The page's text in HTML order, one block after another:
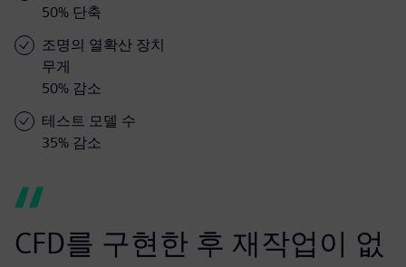
50% 단축
조명의 열확산 장치
무게
50% 감소
테스트 모델 수
35% 감소
CFD를 구현한 후 재작업이 없